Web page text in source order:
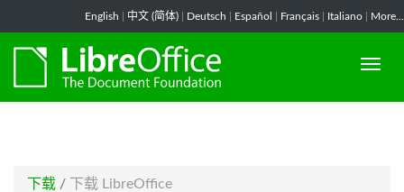
English 中文 (简体) Deutsch Español Français Italiano More...
下载 / 下载 LibreOffice